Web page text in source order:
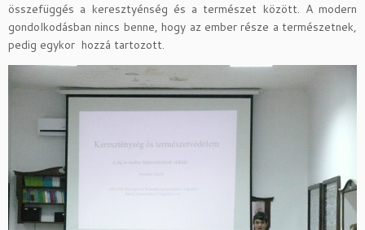
összefüggés a keresztyénség és a természet között. A modern
gondolkodásban nincs benne, hogy az ember része a természetnek,
pedig egykor hozzá tartozott.